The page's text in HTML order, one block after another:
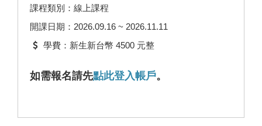
課程類別：線上課程
開課日期：2026.09.16 ~ 2026.11.11
學費：新生新台幣 4500 元整
如需報名請先點此登入帳戶。